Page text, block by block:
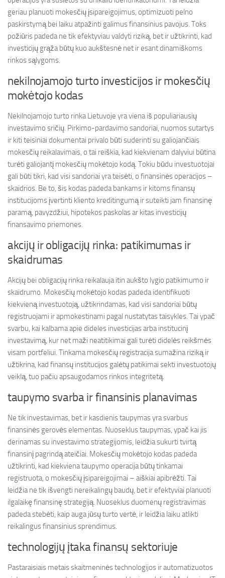
geriau planuoti mokesčių įsipareigojimus, optimizuoti pelno
paskirstymą bei laiku atpažinti galimus finansinius pavojus. Toks
požiūris padeda ne tik efektyviau valdyti riziką, bet ir užtikrinti, kad
investicijų grąža būtų kuo aukštesnė net ir esant dinamiškoms
rinkos sąlygoms.
nekilnojamojo turto investicijos ir mokesčių
mokėtojo kodas
Nekilnojamojo turto rinka Lietuvoje yra viena iš populiariausių
investavimo sričių. Pirkimo-pardavimo sandoriai, nuomos sutartys
ir kiti teisiniai dokumentai privalo būti suderinti su galiojančiais
mokesčių reikalavimais, o tai reiškia, kad kiekvienam dalyviui būtina
turėti galiojantį mokesčių mokėtojo kodą. Tokiu būdu investuotojai
gali būti tikri, kad visi sandoriai yra teisėti, o finansinės operacijos –
skaidrios. Be to, šis kodas padeda bankams ir kitoms finansų
institucijoms įvertinti kliento kreditingumą ir suteikti jam finansinę
paramą, pavyzdžiui, hipotekos paskolas ar kitas investicijų
finansavimo priemones.
akcijų ir obligacijų rinka: patikimumas ir
skaidrumas
Akcijų bei obligacijų rinka reikalauja itin aukšto lygio patikimumo ir
skaidrumo. Mokesčių mokėtojo kodas padeda identifikuoti
kiekvieną investuotoją, užtikrindamas, kad visi sandoriai būtų
registruojami ir apmokestinami pagal nustatytas taisykles. Tai ypač
svarbu, kai kalbama apie dideles investicijas arba institucinį
investavimą, kur net maži neatitikimai gali turėti didelės reikšmės
visam portfeliui. Tinkama mokesčių registracija sumažina riziką ir
užtikrina, kad finansų institucijos galėtų patikimai sekti investuotojų
veiklą, tuo pačiu apsaugodamos rinkos integritetą.
taupymo svarba ir finansinis planavimas
Ne tik investavimas, bet ir kasdienis taupymas yra svarbus
finansinės gerovės elementas. Nuoseklus taupymas, ypač kai jis
derinamas su investavimo strategijomis, leidžia sukurti tvirtą
finansinį pagrindą ateičiai. Mokesčių mokėtojo kodas padeda
užtikrinti, kad kiekviena taupymo operacija būtų tinkamai
registruota, o mokesčių įsipareigojimai – aiškiai apibrėžti. Tai
leidžia ne tik išvengti nereikalingų baudų, bet ir efektyviai planuoti
ilgalaikę finansinę strategiją. Nuoseklus duomenų registravimas
padeda stebėti, kaip auga jūsų turto vertė, ir leidžia laiku atlikti
reikalingus finansinius sprendimus.
technologijų įtaka finansų sektoriuje
Pastaraisiais metais skaitmeninės technologijos ir automatizuotos